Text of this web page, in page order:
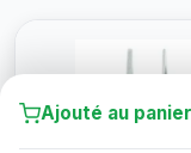
Ajouté au panier